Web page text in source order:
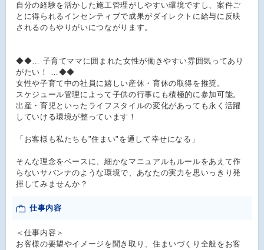
自分の経験を活かした施工管理がしやすい環境ですし、案件ご
とに得られるインセンティブで成果がダイレクトに給与に反映
されるのもやりがいにつながります。
◆◆… 子育てママに囲まれた女性が働きやすい雰囲気ってあり
がたい！ …◆◆
女性や子育て中の社員に嬉しい産休・育休の取得を推奨。
スケジュール管理によって子供の行事にも積極的に参加可能。
出産・育児といったライフスタイルの変化があっても永く活躍
していける環境が整っています！
「お客様も私たちも"住まい"を通して幸せになる」
そんな理念をベースに、細かなマニュアルもルールをあえて作
らないサバンナのような環境で、あなたの実力を思いっきり発
揮してみませんか？
仕事内容
＜仕事内容＞
お客様の要望やイメージを聞き取り、住まいづくり全般をお客